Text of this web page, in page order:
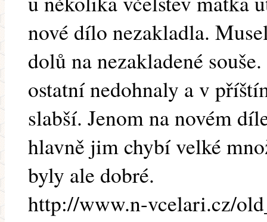
nové dílo nezakladla.
dolů na nezakladené
ostatní nedohnaly a v
slabší. Jenom na novém
hlavně jim chybí velké
byly ale dobré.
http://www.n-vcelari.cz/